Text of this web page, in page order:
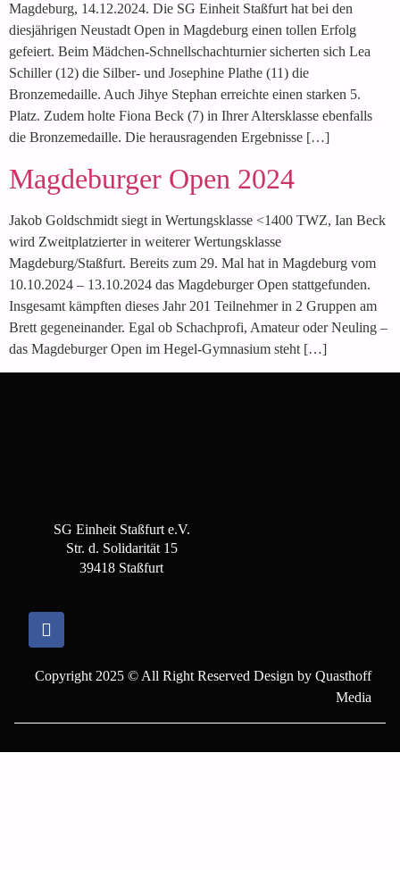
Magdeburg, 14.12.2024. Die SG Einheit Staßfurt hat bei den
diesjährigen Neustadt Open in Magdeburg einen tollen Erfolg
gefeiert. Beim Mädchen-Schnellschachturnier sicherten sich Lea
Schiller (12) die Silber- und Josephine Plathe (11) die
Bronzemedaille. Auch Jihye Stephan erreichte einen starken 5.
Platz. Zudem holte Fiona Beck (7) in Ihrer Altersklasse ebenfalls
die Bronzemedaille. Die herausragenden Ergebnisse […]
Magdeburger Open 2024
Jakob Goldschmidt siegt in Wertungsklasse <1400 TWZ, Ian Beck
wird Zweitplatzierter in weiterer Wertungsklasse
Magdeburg/Staßfurt. Bereits zum 29. Mal hat in Magdeburg vom
10.10.2024 – 13.10.2024 das Magdeburger Open stattgefunden.
Insgesamt kämpften dieses Jahr 201 Teilnehmer in 2 Gruppen am
Brett gegeneinander. Egal ob Schachprofi, Amateur oder Neuling –
das Magdeburger Open im Hegel-Gymnasium steht […]
SG Einheit Staßfurt e.V.
Str. d. Solidarität 15
39418 Staßfurt
Copyright 2025 © All Right Reserved Design by Quasthoff
Media